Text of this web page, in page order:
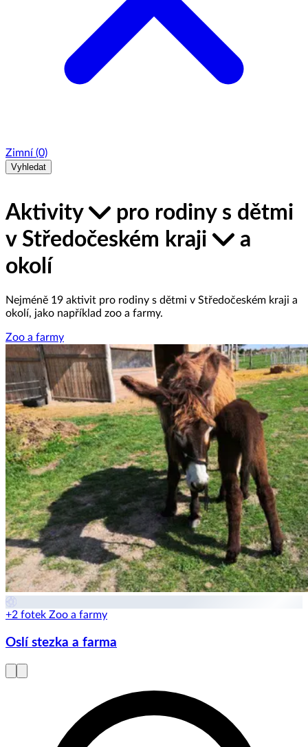
Zimní (0)
Vyhledat
Aktivity
pro rodiny s dětmi
v Středočeském kraji
a
okolí
Nejméně 19 aktivit pro rodiny s dětmi v Středočeském kraji a
okolí, jako například zoo a farmy.
Zoo a farmy
+2 fotek Zoo a farmy
Oslí stezka a farma